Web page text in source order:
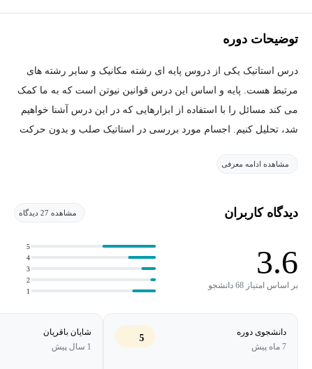
توضیحات دوره
درس استاتیک یکی از دروس پایه ای رشته مکانیک و سایر رشته های
مرتبط هست. پایه و اساس این درس قوانین نیوتن است که به ما کمک
می کند مسائل را با استفاده از ابزارهایی که در این درس آشنا خواهیم
شد، تحلیل کنیم. اجسام مورد بررسی در استاتیک صلب و بدون حرکت
باشد که ما در اصل اول مورد بررسی قرار خواهیم داد که قوی ترین
***کیفیت جلسه هفدهم پایین است***
مشاهده ادامه معرفی
دیدگاه کاربران مشاهده 27 دیدگاه
3.6
بر اساس امتیاز 68 دانشجو
1
2
3
4
5
دانشجوی دوره
7 ماه پیش
5
شایان باقریان
1 سال پیش